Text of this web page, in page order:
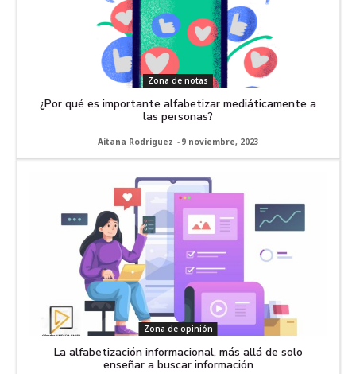
Zona de notas
¿Por qué es importante alfabetizar mediáticamente a
las personas?
Aitana Rodriguez - 9 noviembre, 2023
Zona de opinión
La alfabetización informacional, más allá de solo
enseñar a buscar información